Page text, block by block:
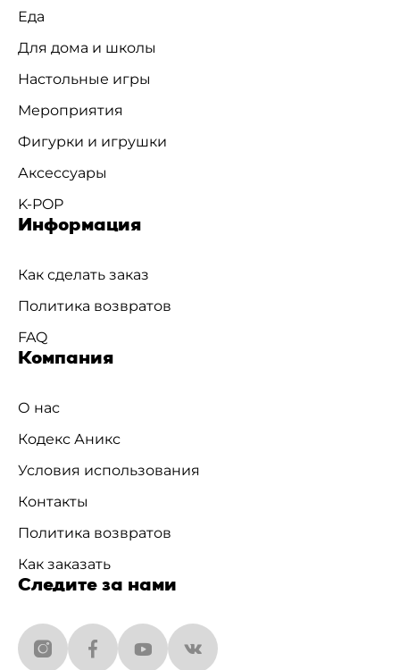
Еда
Для дома и школы
Настольные игры
Мероприятия
Фигурки и игрушки
Аксессуары
K-POP
Информация
Как сделать заказ
Политика возвратов
FAQ
Компания
О нас
Кодекс Аникс
Условия использования
Контакты
Политика возвратов
Как заказать
Следите за нами